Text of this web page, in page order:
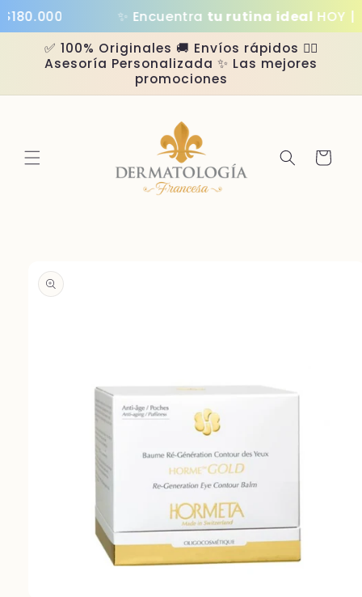
✨ Encuentratu rutina idealHOY |
directamente
al contenido
✅ 100% Originales 🚚 Envíos rápidos 👩‍⚕️
Asesoría Personalizada ✨ Las mejores
promociones
Carrito
información
del producto